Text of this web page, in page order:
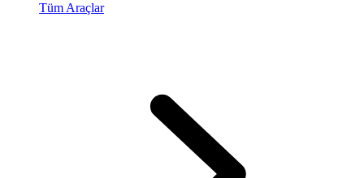
Tüm Araçlar